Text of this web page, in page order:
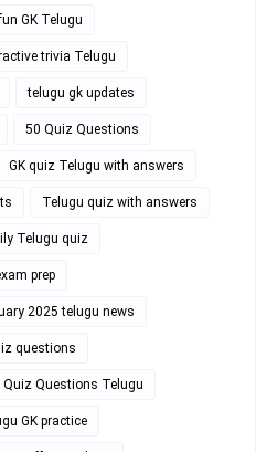
GK Telugu
trivia Telugu
telugu gk updates
50 Quiz Questions
GK quiz Telugu with answers
Telugu quiz with answers
Telugu quiz
prep
2025 telugu news
questions
Quiz Questions Telugu
GK practice